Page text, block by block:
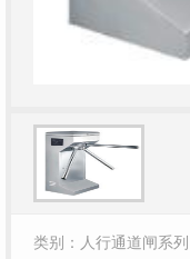
类别：人行通道闸系列